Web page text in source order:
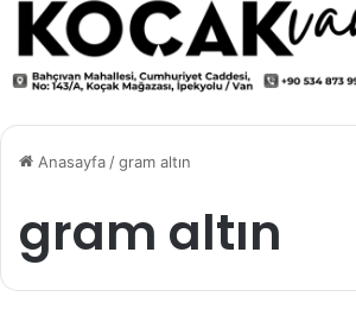
Anasayfa/gram altın
gram altın